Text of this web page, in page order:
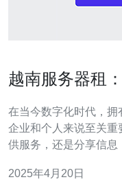
越南服务器租
在当今数字化时代，
企业和个人来说至关重
供服务，还是分享信息
站托管服务，以下是几个原因： 1. 稳定性
2025年4月20日